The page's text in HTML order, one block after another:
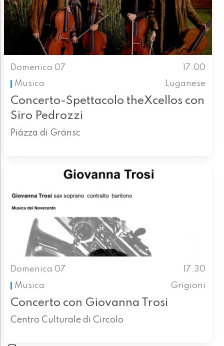
Domenica 07
17.00
Musica
Luganese
Concerto-Spettacolo theXcellos con
Siro Pedrozzi
Piázza di Gránsc
Domenica 07
17.30
Musica
Grigioni
Concerto con Giovanna Trosi
Centro Culturale di Circolo